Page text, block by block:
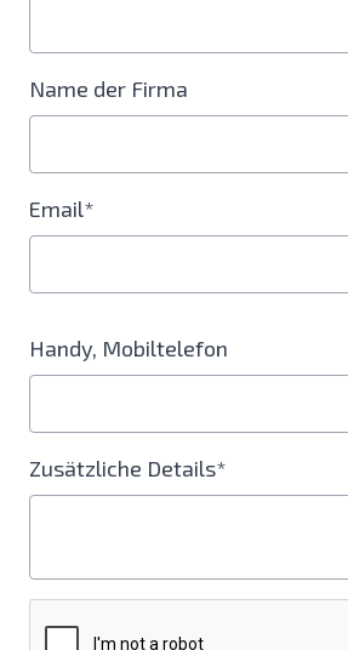
Name der Firma
Email*
Handy, Mobiltelefon
Zusätzliche Details*